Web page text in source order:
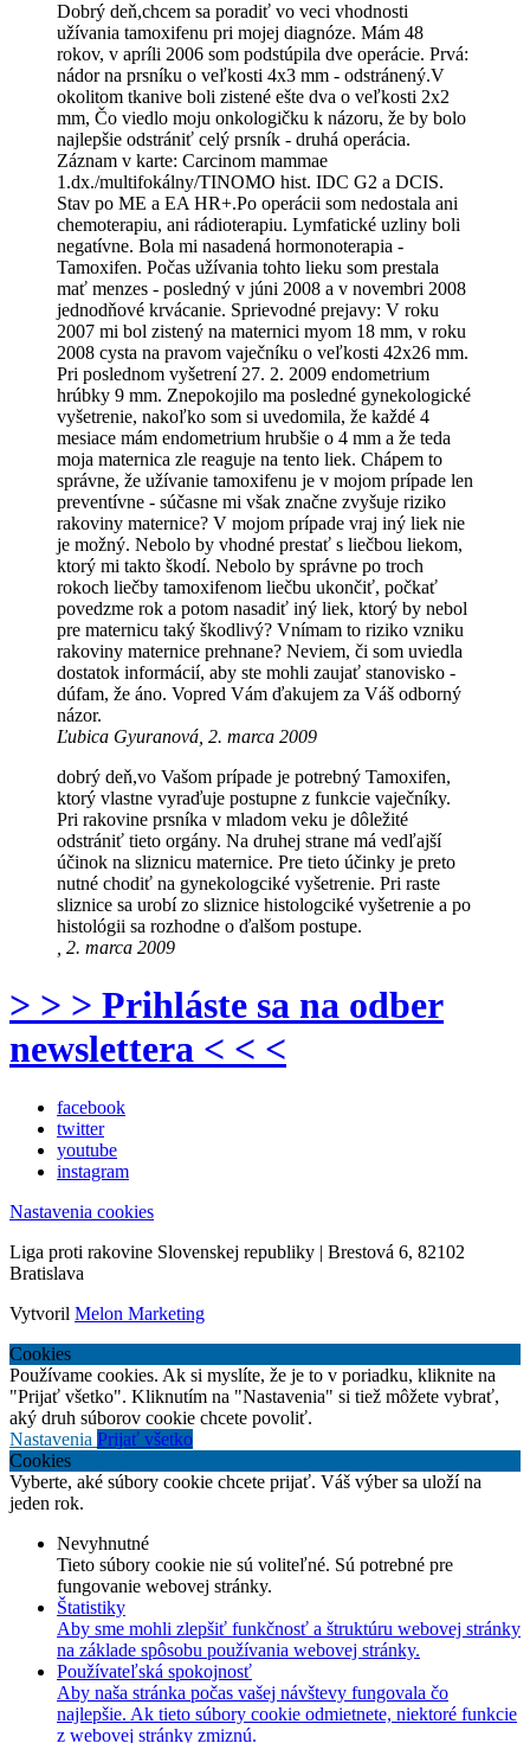
Dobrý deň,chcem sa poradiť vo veci vhodnosti
užívania tamoxifenu pri mojej diagnóze. Mám 48
rokov, v apríli 2006 som podstúpila dve operácie. Prvá:
nádor na prsníku o veľkosti 4x3 mm - odstránený.V
okolitom tkanive boli zistené ešte dva o veľkosti 2x2
mm, Čo viedlo moju onkologičku k názoru, že by bolo
najlepšie odstrániť celý prsník - druhá operácia.
Záznam v karte: Carcinom mammae
1.dx./multifokálny/TINOMO hist. IDC G2 a DCIS.
Stav po ME a EA HR+.Po operácii som nedostala ani
chemoterapiu, ani rádioterapiu. Lymfatické uzliny boli
negatívne. Bola mi nasadená hormonoterapia -
Tamoxifen. Počas užívania tohto lieku som prestala
mať menzes - posledný v júni 2008 a v novembri 2008
jednodňové krvácanie. Sprievodné prejavy: V roku
2007 mi bol zistený na maternici myom 18 mm, v roku
2008 cysta na pravom vaječníku o veľkosti 42x26 mm.
Pri poslednom vyšetrení 27. 2. 2009 endometrium
hrúbky 9 mm. Znepokojilo ma posledné gynekologické
vyšetrenie, nakoľko som si uvedomila, že každé 4
mesiace mám endometrium hrubšie o 4 mm a že teda
moja maternica zle reaguje na tento liek. Chápem to
správne, že užívanie tamoxifenu je v mojom prípade len
preventívne - súčasne mi však značne zvyšuje riziko
rakoviny maternice? V mojom prípade vraj iný liek nie
je možný. Nebolo by vhodné prestať s liečbou liekom,
ktorý mi takto škodí. Nebolo by správne po troch
rokoch liečby tamoxifenom liečbu ukončiť, počkať
povedzme rok a potom nasadiť iný liek, ktorý by nebol
pre maternicu taký škodlivý? Vnímam to riziko vzniku
rakoviny maternice prehnane? Neviem, či som uviedla
dostatok informácií, aby ste mohli zaujať stanovisko -
dúfam, že áno. Vopred Vám ďakujem za Váš odborný
názor.
Ľubica Gyuranová, 2. marca 2009
dobrý deň,vo Vašom prípade je potrebný Tamoxifen,
ktorý vlastne vyraďuje postupne z funkcie vaječníky.
Pri rakovine prsníka v mladom veku je dôležité
odstrániť tieto orgány. Na druhej strane má vedľajší
účinok na sliznicu maternice. Pre tieto účinky je preto
nutné chodiť na gynekologciké vyšetrenie. Pri raste
sliznice sa urobí zo sliznice histologciké vyšetrenie a po
histológii sa rozhodne o ďalšom postupe.
, 2. marca 2009
> > > Prihláste sa na odber
newslettera < < <
facebook
twitter
youtube
instagram
Nastavenia cookies
Liga proti rakovine Slovenskej republiky | Brestová 6, 82102
Bratislava
Vytvoril Melon Marketing
Cookies
Používame cookies. Ak si myslíte, že je to v poriadku, kliknite na
"Prijať všetko". Kliknutím na "Nastavenia" si tiež môžete vybrať,
aký druh súborov cookie chcete povoliť.
Nastavenia Prijať všetko
Cookies
Vyberte, aké súbory cookie chcete prijať. Váš výber sa uloží na
jeden rok.
Nevyhnutné
Tieto súbory cookie nie sú voliteľné. Sú potrebné pre
fungovanie webovej stránky.
Štatistiky
Aby sme mohli zlepšiť funkčnosť a štruktúru webovej stránky
na základe spôsobu používania webovej stránky.
Používateľská spokojnosť
Aby naša stránka počas vašej návštevy fungovala čo
najlepšie. Ak tieto súbory cookie odmietnete, niektoré funkcie
z webovej stránky zmiznú.